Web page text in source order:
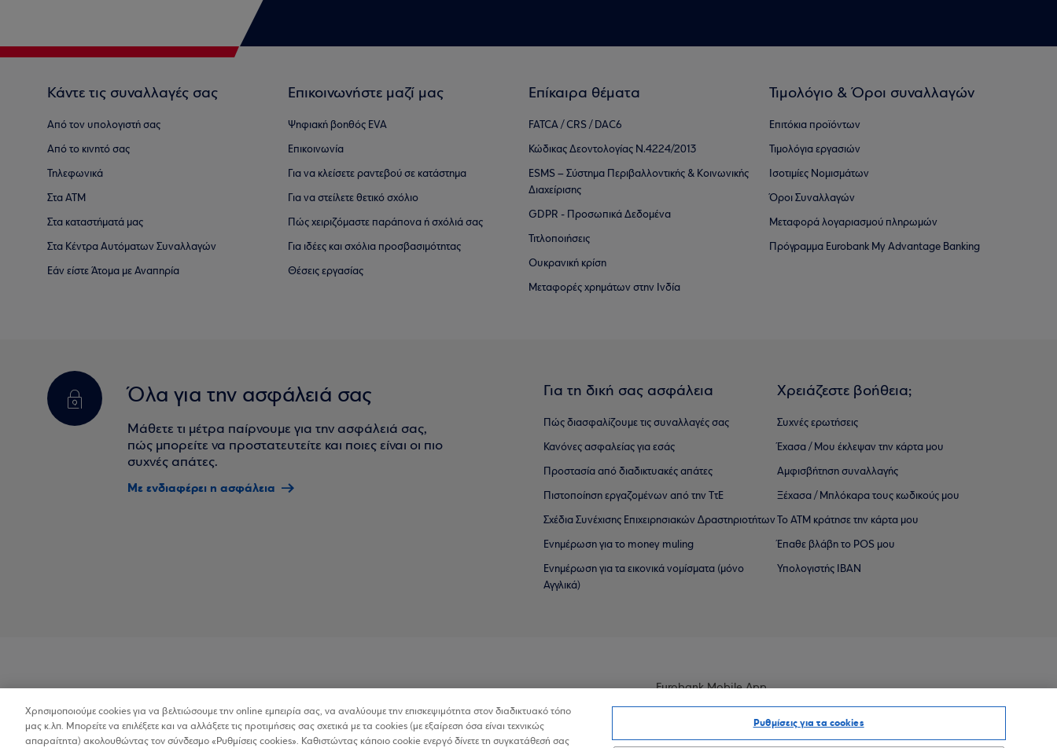
Κάντε τις συναλλαγές σας
Από τον υπολογιστή σας
Από το κινητό σας
Τηλεφωνικά
Στα ΑΤΜ
Στα καταστήματά μας
Στα Κέντρα Αυτόματων Συναλλαγών
Εάν είστε Άτομα με Αναπηρία
Επικοινωνήστε μαζί μας
Ψηφιακή βοηθός EVA
Επικοινωνία
Για να κλείσετε ραντεβού σε κατάστημα
Για να στείλετε θετικό σχόλιο
Πώς χειριζόμαστε παράπονα ή σχόλιά σας
Για ιδέες και σχόλια προσβασιμότητας
Θέσεις εργασίας
Επίκαιρα θέματα
FATCA / CRS / DAC6
Κώδικας Δεοντολογίας Ν.4224/2013
ESMS – Σύστημα Περιβαλλοντικής & Κοινωνικής
Διαχείρισης
GDPR - Προσωπικά Δεδομένα
Τιτλοποιήσεις
Ουκρανική κρίση
Μεταφορές χρημάτων στην Ινδία
Τιμολόγιο & Όροι συναλλαγών
Επιτόκια προϊόντων
Τιμολόγια εργασιών
Ισοτιμίες Νομισμάτων
Όροι Συναλλαγών
Μεταφορά λογαριασμού πληρωμών
Πρόγραμμα Eurobank My Advantage Banking
Όλα για την ασφάλειά σας
Μάθετε τι μέτρα παίρνουμε για την ασφάλειά σας,
πώς μπορείτε να προστατευτείτε και ποιες είναι οι πιο
συχνές απάτες.
Με ενδιαφέρει η ασφάλεια
Για τη δική σας ασφάλεια
Πώς διασφαλίζουμε τις συναλλαγές σας
Κανόνες ασφαλείας για εσάς
Προστασία από διαδικτυακές απάτες
Πιστοποίηση εργαζομένων από την ΤτΕ
Σχέδια Συνέχισης Επιχειρησιακών ∆ραστηριοτήτων
Ενημέρωση για το money muling
Ενημέρωση για τα εικονικά νομίσματα (μόνο
Αγγλικά)
Χρειάζεστε βοήθεια;
Συχνές ερωτήσεις
Έχασα / Μου έκλεψαν την κάρτα μου
Αμφισβήτηση συναλλαγής
Ξέχασα / Μπλόκαρα τους κωδικούς μου
Το ΑΤΜ κράτησε την κάρτα μου
Έπαθε βλάβη το POS μου
Υπολογιστής IBAN
Προσβασιμότητα
Eurobank Mobile App
Χρησιμοποιούμε cookies για να βελτιώσουμε την online εμπειρία σας, να αναλύουμε την επισκεψιμότητα στον διαδικτυακό τόπο
μας κ.λπ. Μπορείτε να επιλέξετε και να αλλάξετε τις προτιμήσεις σας σχετικά με τα cookies (με εξαίρεση όσα είναι τεχνικώς
απαραίτητα) ακολουθώντας τον σύνδεσμο «Ρυθμίσεις cookies». Καθιστώντας κάποιο cookie ενεργό δίνετε τη συγκατάθεσή σας
Ρυθμίσεις για τα cookies